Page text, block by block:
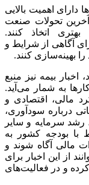
دارای اهمیت بالایی
آخرین تحولات صنعت
اتخاذ کنند.
آگاهی از شرایط و
بهینه‌سازی کنند.
بیمه نیز منبع
به شمار می‌آید.
مالی، اقتصادی و
درباره سودآوری،
رشد سرمایه و سایر
با بودجه کشور به
مالی آگاه شوند و
از این اخبار برای
و در فعالیت‌های